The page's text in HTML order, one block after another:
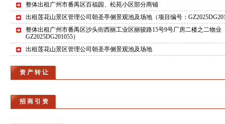
整体出租广州市番禺区百福园、松苑小区部分商铺
出租莲花山景区管理公司朝圣亭侧景观池及场地（项目编号：
整体出租广州市番禺区沙头街西丽工业区丽骏路15号9号厂房二楼之二物业
GZ2025DG201055）
出租莲花山景区管理公司朝圣亭侧景观池及场地
资 产 转 让
招 商 引 资